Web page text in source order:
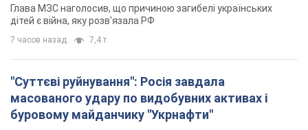
Глава МЗС наголосив, що причиною загибелі українських
дітей є війна, яку розв'язала РФ
7 часов назад 7,4 т.
"Суттєві руйнування": Росія завдала
масованого удару по видобувних активах і
буровому майданчику "Укрнафти"